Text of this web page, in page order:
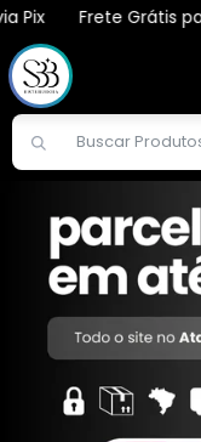
Frete Grátis para
graziela